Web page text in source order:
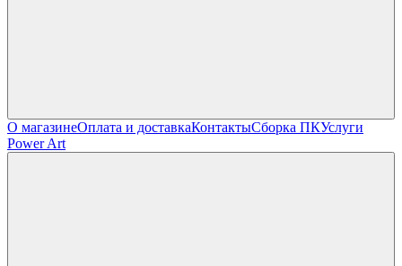
О магазинеОплата и доставкаКонтактыСборка ПКУслуги
Power Art